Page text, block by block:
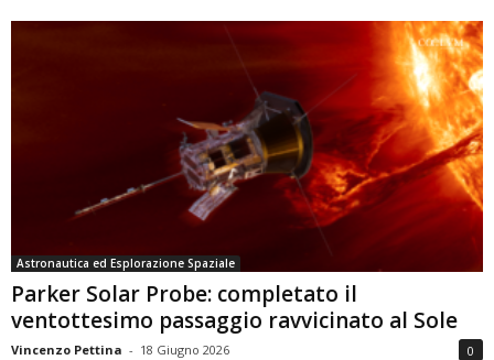
Astronautica ed Esplorazione Spaziale
Parker Solar Probe: completato il
ventottesimo passaggio ravvicinato al Sole
Vincenzo Pettina - 18 Giugno 2026 0